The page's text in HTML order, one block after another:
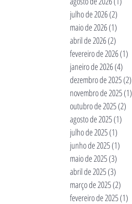
julho de 2026(2)
maio de 2026(1)
abril de 2026(2)
fevereiro de 2026(1)
janeiro de 2026(4)
dezembro de 2025(2)
novembro de 2025(1)
outubro de 2025(2)
agosto de 2025(1)
julho de 2025(1)
junho de 2025(1)
maio de 2025(3)
abril de 2025(3)
março de 2025(2)
fevereiro de 2025(1)